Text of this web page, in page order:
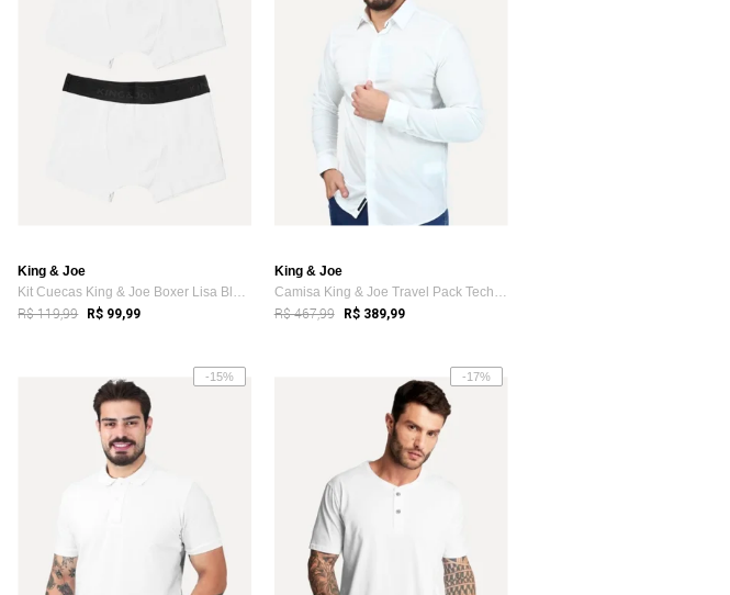
King & Joe
Kit Cuecas King & Joe Boxer Lisa Black L...
R$ 119,99 R$ 99,99
King & Joe
Camisa King & Joe Travel Pack Tech Poliflex Branca
R$ 467,99 R$ 389,99
-15% -17%